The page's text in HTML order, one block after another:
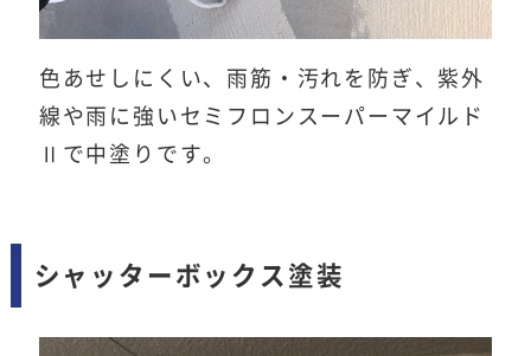
色あせしにくい、雨筋・汚れを防ぎ、紫外
線や雨に強いセミフロンスーパーマイルド
Ⅱで中塗りです。
シャッターボックス塗装